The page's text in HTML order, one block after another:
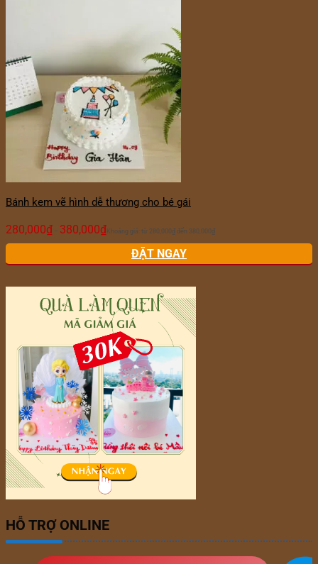
Bánh kem vẽ hình dễ thương cho bé gái
280,000₫ – 380,000₫ Khoảng giá: từ 280,000₫ đến 380,000₫
ĐẶT NGAY
HỖ TRỢ ONLINE